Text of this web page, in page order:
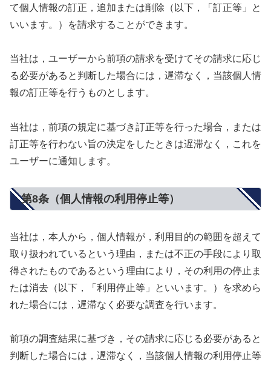
て個人情報の訂正，追加または削除（以下，「訂正等」と
いいます。）を請求することができます。
当社は，ユーザーから前項の請求を受けてその請求に応じ
る必要があると判断した場合には，遅滞なく，当該個人情
報の訂正等を行うものとします。
当社は，前項の規定に基づき訂正等を行った場合，または
訂正等を行わない旨の決定をしたときは遅滞なく，これを
ユーザーに通知します。
第8条（個人情報の利用停止等）
当社は，本人から，個人情報が，利用目的の範囲を超えて
取り扱われているという理由，または不正の手段により取
得されたものであるという理由により，その利用の停止ま
たは消去（以下，「利用停止等」といいます。）を求めら
れた場合には，遅滞なく必要な調査を行います。
前項の調査結果に基づき，その請求に応じる必要があると
判断した場合には，遅滞なく，当該個人情報の利用停止等